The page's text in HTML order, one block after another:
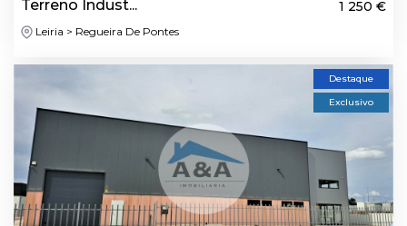
Terreno Indust... 1 250 €
Leiria > Regueira De Pontes
Destaque
Exclusivo